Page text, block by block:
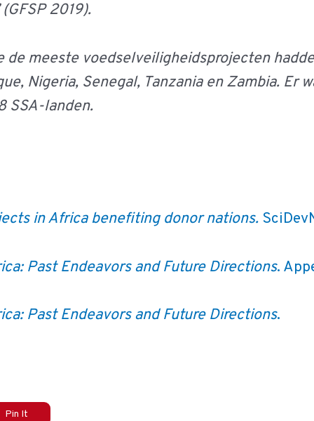
2019).
meeste voedselveiligheidsprojecten
Nigeria, Senegal, Tanzania en Zambia. Er
SSA-landen.
in Africa benefiting donor nations.
Past Endeavors and Future Directions.
Past Endeavors and Future Directions.
Pin It